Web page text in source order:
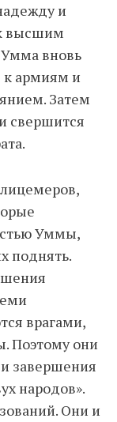
и
высшим
вновь
к армиям и
Затем
свершится
Уммы,
поднять.
врагами,
Поэтому они
завершения
народов».
Они и